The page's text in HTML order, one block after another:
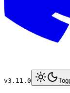
v3.11.0